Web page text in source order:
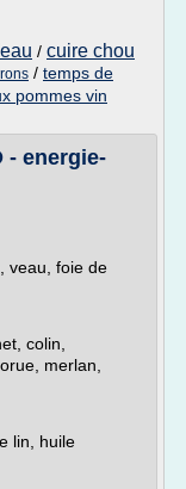
/ cuire chou
/ temps de
pommes vin
- energie-
veau, foie de
colin,
merlan,
lin, huile